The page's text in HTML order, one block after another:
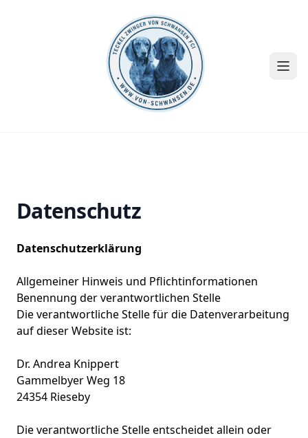
Datenschutz
Datenschutzerklärung
Allgemeiner Hinweis und Pflichtinformationen
Benennung der verantwortlichen Stelle
Die verantwortliche Stelle für die Datenverarbeitung
auf dieser Website ist:
Dr. Andrea Knippert
Gammelbyer Weg 18
24354 Rieseby
Die verantwortliche Stelle entscheidet allein oder